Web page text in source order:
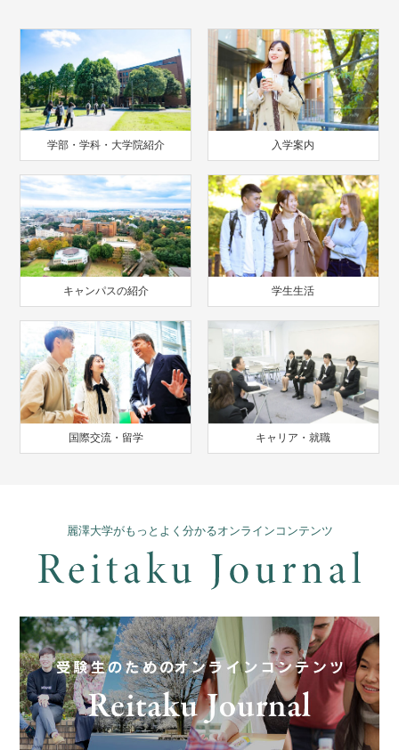
学部・学科・大学院紹介 入学案内
キャンパスの紹介 学生生活
国際交流・留学 キャリア・就職
麗澤大学がもっとよく分かるオンラインコンテンツ